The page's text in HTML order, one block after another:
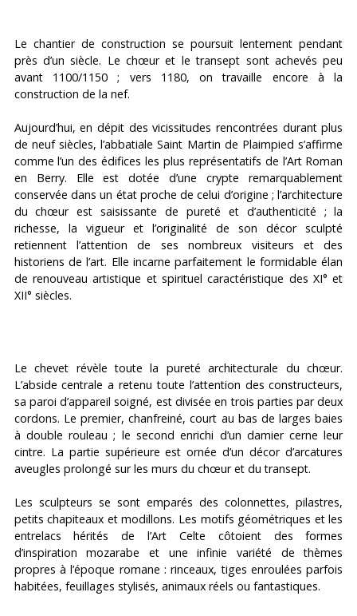
Le chantier de construction se poursuit lentement pendant
près d’un siècle. Le chœur et le transept sont achevés peu
avant 1100/1150 ; vers 1180, on travaille encore à la
construction de la nef.
Aujourd’hui, en dépit des vicissitudes rencontrées durant plus
de neuf siècles, l’abbatiale Saint Martin de Plaimpied s’affirme
comme l’un des édifices les plus représentatifs de l’Art Roman
en Berry. Elle est dotée d’une crypte remarquablement
conservée dans un état proche de celui d’origine ; l’architecture
du chœur est saisissante de pureté et d’authenticité ; la
richesse, la vigueur et l’originalité de son décor sculpté
retiennent l’attention de ses nombreux visiteurs et des
historiens de l’art. Elle incarne parfaitement le formidable élan
de renouveau artistique et spirituel caractéristique des XI° et
XII° siècles.
Le chevet révèle toute la pureté architecturale du chœur.
L’abside centrale a retenu toute l’attention des constructeurs,
sa paroi d’appareil soigné, est divisée en trois parties par deux
cordons. Le premier, chanfreiné, court au bas de larges baies
à double rouleau ; le second enrichi d’un damier cerne leur
cintre. La partie supérieure est ornée d’un décor d’arcatures
aveugles prolongé sur les murs du chœur et du transept.
Les sculpteurs se sont emparés des colonnettes, pilastres,
petits chapiteaux et modillons. Les motifs géométriques et les
entrelacs hérités de l’Art Celte côtoient des formes
d’inspiration mozarabe et une infinie variété de thèmes
propres à l’époque romane : rinceaux, tiges enroulées parfois
habitées, feuillages stylisés, animaux réels ou fantastiques.